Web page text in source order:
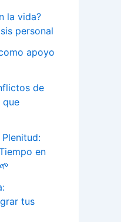
la vida?
personal
apoyo
de
que
en
tus